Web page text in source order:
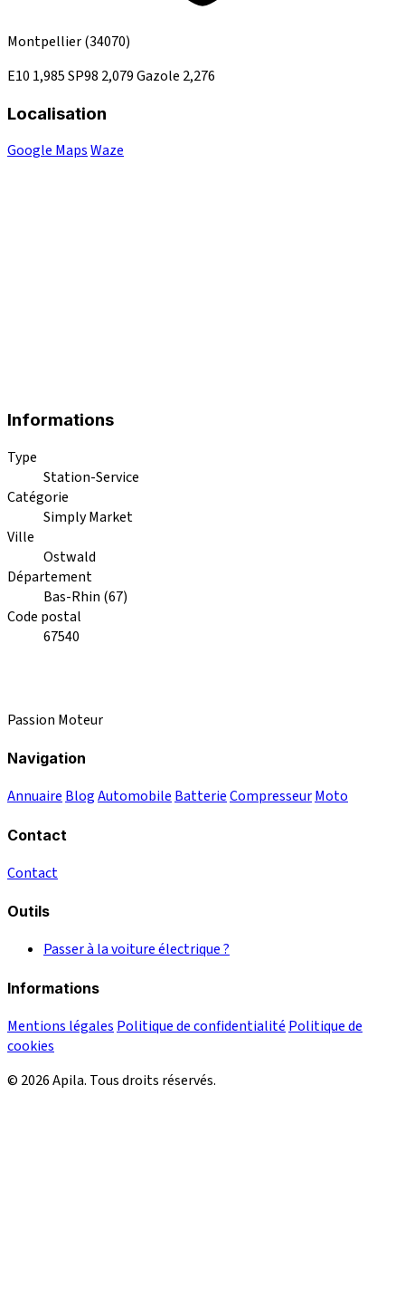
Montpellier(34070)
E10 1,985SP98 2,079Gazole 2,276
Localisation
Google MapsWaze
Informations
Type
Station-Service
Catégorie
Simply Market
Ville
Ostwald
Département
Bas-Rhin (67)
Code postal
67540
Passion Moteur
Navigation
Annuaire BlogAutomobile BatterieCompresseurMoto
Contact
Contact
Outils
Passer à la voiture électrique ?
Informations
Mentions légales Politique de confidentialité Politique de
cookies
© 2026 Apila. Tous droits réservés.